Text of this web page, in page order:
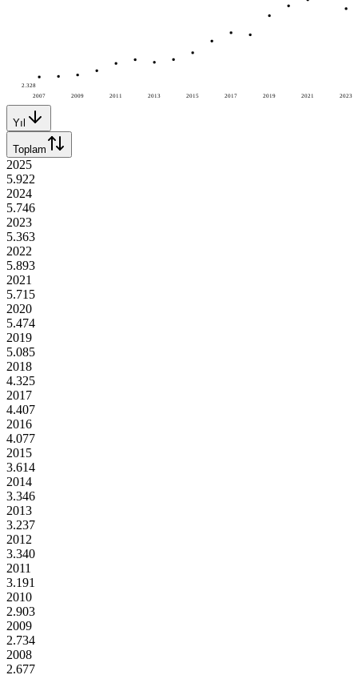
2007 2009 2011 2013 2015 2017 2019 2021 2023
2.328
Yıl
Toplam
2025
5.922
2024
5.746
2023
5.363
2022
5.893
2021
5.715
2020
5.474
2019
5.085
2018
4.325
2017
4.407
2016
4.077
2015
3.614
2014
3.346
2013
3.237
2012
3.340
2011
3.191
2010
2.903
2009
2.734
2008
2.677